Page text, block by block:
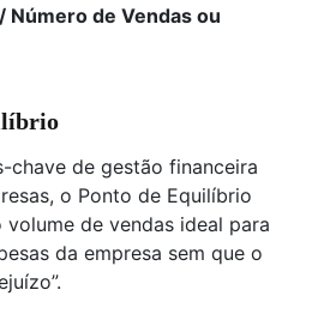
Número de Vendas ou
chave de gestão financeira
o Ponto de Equilíbrio
de vendas ideal para
da empresa sem que o